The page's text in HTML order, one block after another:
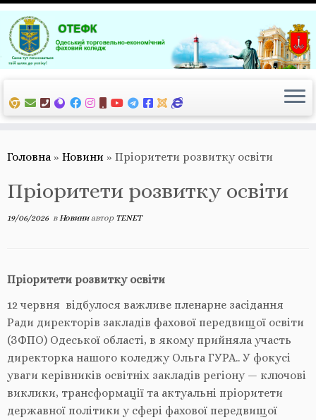
Перейти
до
вмісту
Головна » Новини » Пріоритети розвитку освіти
Пріоритети розвитку освіти
19/06/2026в Новиниавтор TENET
Пріоритети розвитку освіти
12 червня відбулося важливе пленарне засідання
Ради директорів закладів фахової передвищої освіти
(ЗФПО) Одеської області, в якому прийняла участь
директорка нашого коледжу Ольга ГУРА.. У фокусі
уваги керівників освітніх закладів регіону — ключові
виклики, трансформації та актуальні пріоритети
державної політики у сфері фахової передвищої